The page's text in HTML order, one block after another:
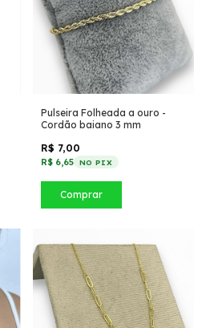
Pulseira Folheada a ouro -
Cordão baiano 3 mm
R$ 7,00
R$ 6,65 NO PIX
Comprar